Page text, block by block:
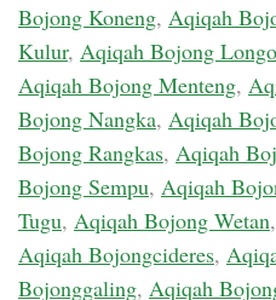
Bojong Koneng, Aqiqah
Kulur, Aqiqah Bojong
Aqiqah Bojong Menteng,
Bojong Nangka, Aqiqah
Bojong Rangkas, Aqiqah
Bojong Sempu, Aqiqah
Tugu, Aqiqah Bojong Wetan,
Aqiqah Bojongcideres,
Bojonggaling, Aqiqah